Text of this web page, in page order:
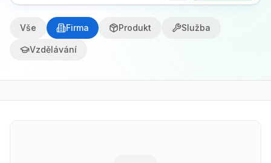
Vše Firma Produkt Služba
Vzdělávání